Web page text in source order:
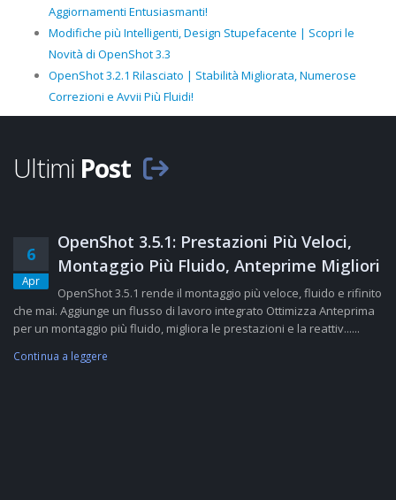
Aggiornamenti Entusiasmanti!
Modifiche più Intelligenti, Design Stupefacente | Scopri le
Novità di OpenShot 3.3
OpenShot 3.2.1 Rilasciato | Stabilità Migliorata, Numerose
Correzioni e Avvii Più Fluidi!
Ultimi Post
6
Apr
OpenShot 3.5.1: Prestazioni Più Veloci,
Montaggio Più Fluido, Anteprime Migliori
OpenShot 3.5.1 rende il montaggio più veloce, fluido e rifinito
che mai. Aggiunge un flusso di lavoro integrato Ottimizza Anteprima
per un montaggio più fluido, migliora le prestazioni e la reattiv......
Continua a leggere